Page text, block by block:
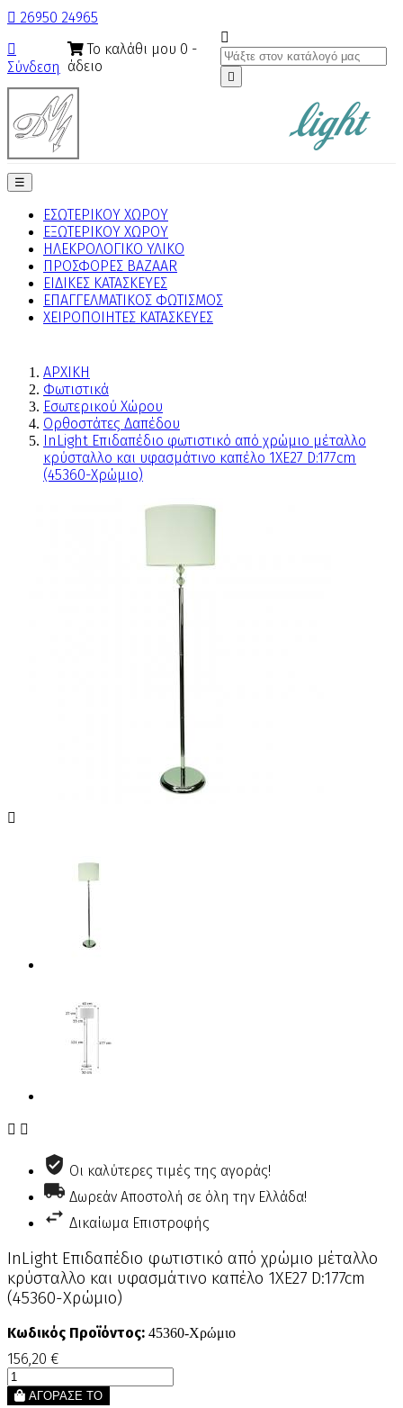
 26950 24965

Σύνδεση
Το καλάθι μου 0 -
άδειο


Toggle
navigation
☰
ΕΣΩΤΕΡΙΚΟΥ ΧΩΡΟΥ
ΕΞΩΤΕΡΙΚΟΥ ΧΩΡΟΥ
ΗΛΕΚΡΟΛΟΓΙΚΟ ΥΛΙΚΟ
ΠΡΟΣΦΟΡΕΣ BAZAAR
ΕΙΔΙΚΕΣ ΚΑΤΑΣΚΕΥΕΣ
ΕΠΑΓΓΕΛΜΑΤΙΚΟΣ ΦΩΤΙΣΜΟΣ
ΧΕΙΡΟΠΟΙΗΤΕΣ ΚΑΤΑΣΚΕΥΕΣ
ΑΡΧΙΚΗ
Φωτιστικά
Εσωτερικού Χώρου
Ορθοστάτες Δαπέδου
InLight Επιδαπέδιο φωτιστικό από χρώμιο μέταλλο
κρύσταλλο και υφασμάτινο καπέλο 1XE27 D:177cm
(45360-Χρώμιο)

 
Οι καλύτερες τιμές της αγοράς!
Δωρεάν Αποστολή σε όλη την Ελλάδα!
Δικαίωμα Επιστροφής
InLight Επιδαπέδιο φωτιστικό από χρώμιο μέταλλο
κρύσταλλο και υφασμάτινο καπέλο 1XE27 D:177cm
(45360-Χρώμιο)
Κωδικός Προϊόντος: 45360-Χρώμιο
156,20 €
ΑΓΟΡΑΣΕ ΤΟ